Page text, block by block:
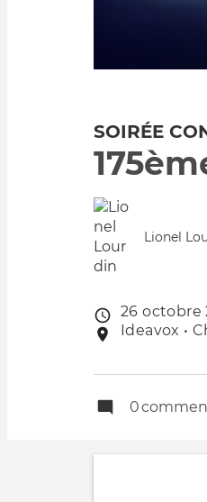
SOIRÉE
Lionel
Date
de
26 octobre
Lieu
Ideavox •
0